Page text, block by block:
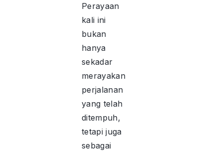
Perayaan
kali ini
bukan
hanya
sekadar
merayakan
perjalanan
yang telah
ditempuh,
tetapi juga
sebagai